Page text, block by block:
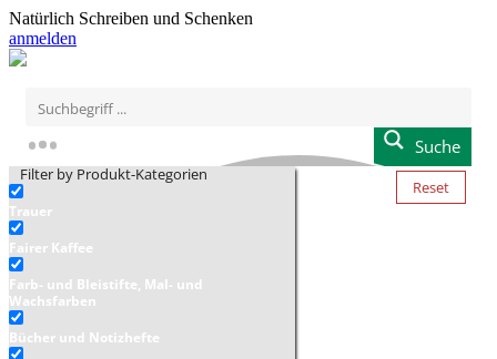
Natürlich Schreiben und Schenken
anmelden
Suche
Filter by Produkt-Kategorien
Trauer
Fairer Kaffee
Farb- und Bleistifte, Mal- und
Wachsfarben
Bücher und Notizhefte
Reset